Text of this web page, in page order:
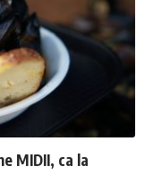
MIDII, ca la